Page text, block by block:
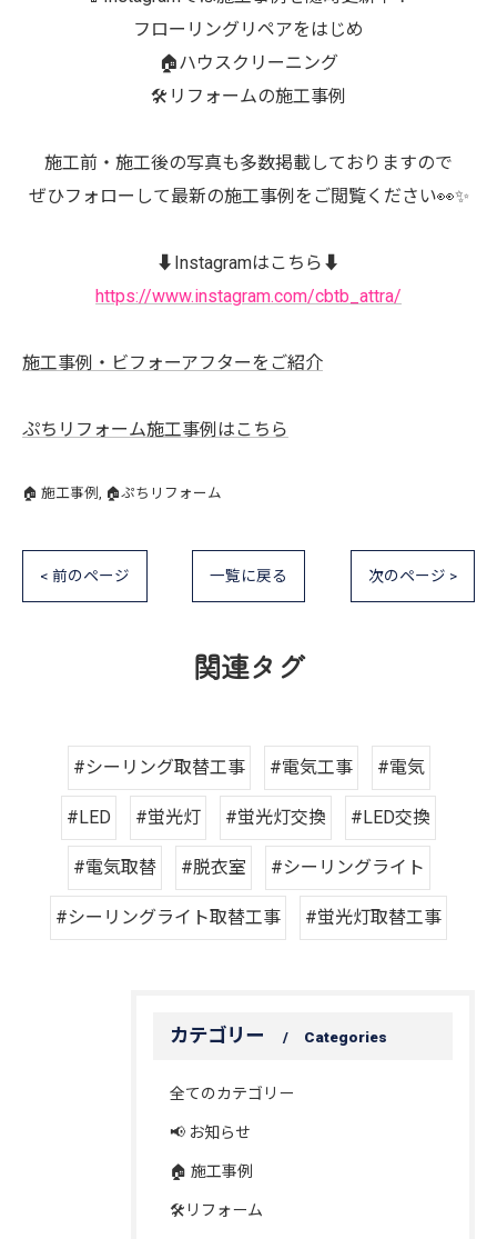
フローリングリペアをはじめ
🏠ハウスクリーニング
🛠️リフォームの施工事例
施工前・施工後の写真も多数掲載しておりますので
ぜひフォローして最新の施工事例をご閲覧ください👀✨
⬇️Instagramはこちら⬇️
https://www.instagram.com/cbtb_attra/
施工事例・ビフォーアフターをご紹介
ぷちリフォーム施工事例はこちら
🏠 施工事例 🏠ぷちリフォーム
< 前のページ 一覧に戻る 次のページ >
関連タグ
#シーリング取替工事 #電気工事 #電気
#LED #蛍光灯 #蛍光灯交換 #LED交換
#電気取替 #脱衣室 #シーリングライト
#シーリングライト取替工事 #蛍光灯取替工事
カテゴリー Categories
全てのカテゴリー
📢 お知らせ
🏠 施工事例
🛠️リフォーム